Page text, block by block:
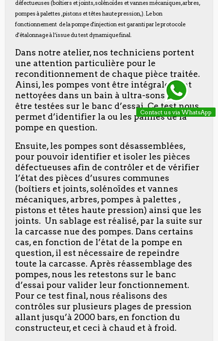
défectueuses (boîtiers et joints, solénoïdes et vannes mécaniques, arbres,
pompes à palettes , pistons et têtes haute pression,). Le bon
fonctionnement de la pompe d'injection est garanti par le protocole
d'étalonnage à l’issue du test dynamique final.
Dans notre atelier, nos techniciens portent
une attention particulière pour le
reconditionnement de chaque pièce traitée.
Ainsi, les pompes vont être intégralement
nettoyées dans un bain à ultra-sons pour
être testées sur le banc d’essai. Ce test nous
permet d’identifier la ou les pannes de la
pompe en question.
Ensuite, les pompes sont désassemblées,
pour pouvoir identifier et isoler les pièces
défectueuses afin de contrôler et de vérifier
l’état des pièces d’usures communes
(boîtiers et joints, solénoïdes et vannes
mécaniques, arbres, pompes à palettes ,
pistons et têtes haute pression) ainsi que les
joints. Un sablage est réalisé, par la suite sur
la carcasse nue des pompes. Dans certains
cas, en fonction de l’état de la pompe en
question, il est nécessaire de repeindre
toute la carcasse. Après réassemblage des
pompes, nous les retestons sur le banc
d’essai pour valider leur fonctionnement.
Pour ce test final, nous réalisons des
contrôles sur plusieurs plages de pression
allant jusqu’à 2000 bars, en fonction du
constructeur, et ceci à chaud et à froid.
Contact us via WhatsApp